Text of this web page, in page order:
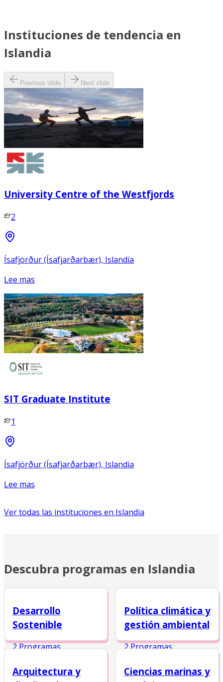
Instituciones de tendencia en
Islandia
Previous slide Next slide
University Centre of the Westfjords
2
Ísafjörður (Ísafjarðarbær), Islandia
Lee mas
SIT Graduate Institute
1
Ísafjörður (Ísafjarðarbær), Islandia
Lee mas
Ver todas las instituciones en Islandia
Descubra programas en Islandia
Desarrollo
Sostenible
2 Programas
Política climática y
gestión ambiental
2 Programas
Arquitectura y
Ciencias marinas y